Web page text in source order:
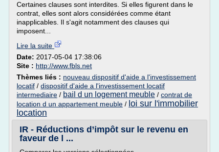
Certaines clauses sont interdites. Si elles figurent dans le
contrat, elles sont alors considérées comme étant
inapplicables. Il s'agit notamment des clauses qui
imposent...
Lire la suite
Date: 2017-05-04 17:38:06
Site : http://www.fbls.net
Thèmes liés : nouveau dispositif d'aide a l'investissement
locatif / dispositif d'aide a l'investissement locatif
intermediaire / bail d un logement meuble / contrat de
location d un appartement meuble / loi sur l'immobilier
location
IR - Réductions d’impôt sur le revenu en
faveur de l ...